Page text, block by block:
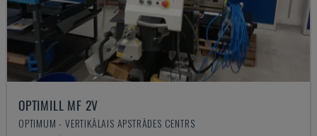
OPTIMILL MF 2V
OPTIMUM - VERTIKĀLAIS APSTRĀDES CENTRS